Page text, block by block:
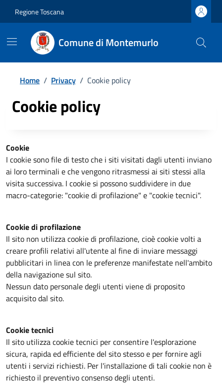
Regione Toscana
Comune di Montemurlo
Home / Privacy / Cookie policy
Cookie policy
Cookie
I cookie sono file di testo che i siti visitati dagli utenti inviano
ai loro terminali e che vengono ritrasmessi ai siti stessi alla
visita successiva. I cookie si possono suddividere in due
macro-categorie: "cookie di profilazione" e "cookie tecnici".
Cookie di profilazione
Il sito non utilizza cookie di profilazione, cioè cookie volti a
creare profili relativi all'utente al fine di inviare messaggi
pubblicitari in linea con le preferenze manifestate nell'ambito
della navigazione sul sito.
Nessun dato personale degli utenti viene di proposito
acquisito dal sito.
Cookie tecnici
Il sito utilizza cookie tecnici per consentire l'esplorazione
sicura, rapida ed efficiente del sito stesso e per fornire agli
utenti i servizi richiesti. Per l'installazione di tali cookie non è
richiesto il preventivo consenso degli utenti.